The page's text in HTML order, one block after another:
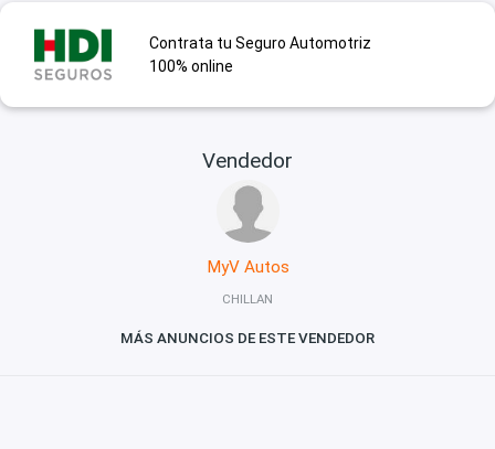
Contrata tu Seguro Automotriz
100% online
Vendedor
MyV Autos
CHILLAN
MÁS ANUNCIOS DE ESTE VENDEDOR